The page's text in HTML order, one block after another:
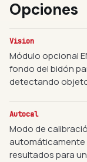
Opciones
Vision
Módulo opcional
fondo del bidón
detectando
Autocal
Modo de
automáticamente
resultados para